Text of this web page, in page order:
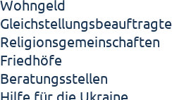
Wohngeld
Gleichstellungsbeauftragte
Religionsgemeinschaften
Friedhöfe
Beratungsstellen
Hilfe für die Ukraine